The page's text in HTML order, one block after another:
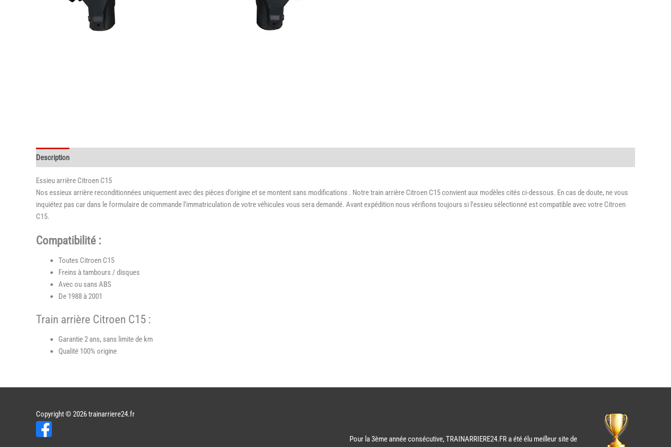
Description
Essieu arrière Citroen C15
Nos essieux arrière reconditionnées uniquement avec des pièces d’origine et se montent sans modifications . Notre train arrière Citroen C15 convient aux modèles cités ci-dessous. En cas de doute, ne vous
inquiétez pas car dans le formulaire de commande l’immatriculation de votre véhicules vous sera demandé. Avant expédition nous vérifions toujours si l’essieu sélectionné est compatible avec votre Citroen
C15.
Compatibilité :
Toutes Citroen C15
Freins à tambours / disques
Avec ou sans ABS
De 1988 à 2001
Train arrière Citroen C15 :
Garantie 2 ans, sans limite de km
Qualité 100% origine
Copyright © 2026trainarriere24.fr
Pour la 3ème année consécutive, TRAINARRIERE24.FR a été élu meilleur site de